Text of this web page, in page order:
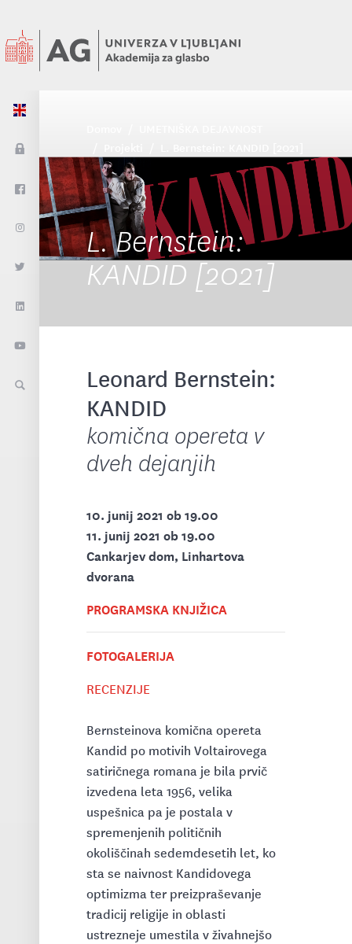
L. Bernstein:
KANDID [2021]
Leonard Bernstein:
KANDID
komična opereta v
dveh dejanjih
10. junij 2021 ob 19.00
11. junij 2021 ob 19.00
Cankarjev dom, Linhartova
dvorana
PROGRAMSKA KNJIŽICA
FOTOGALERIJA
RECENZIJE
Bernsteinova komična opereta
Kandid po motivih Voltairovega
satiričnega romana je bila prvič
izvedena leta 1956, velika
uspešnica pa je postala v
spremenjenih političnih
okoliščinah sedemdesetih let, ko
sta se naivnost Kandidovega
optimizma ter preizpraševanje
tradicij religije in oblasti
ustrezneje umestila v živahnejšo